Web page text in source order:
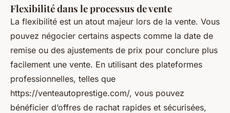
Flexibilité dans le processus de vente
La flexibilité est un atout majeur lors de la vente. Vous
pouvez négocier certains aspects comme la date de
remise ou des ajustements de prix pour conclure plus
facilement une vente. En utilisant des plateformes
professionnelles, telles que
https://venteautoprestige.com/, vous pouvez
bénéficier d’offres de rachat rapides et sécurisées,